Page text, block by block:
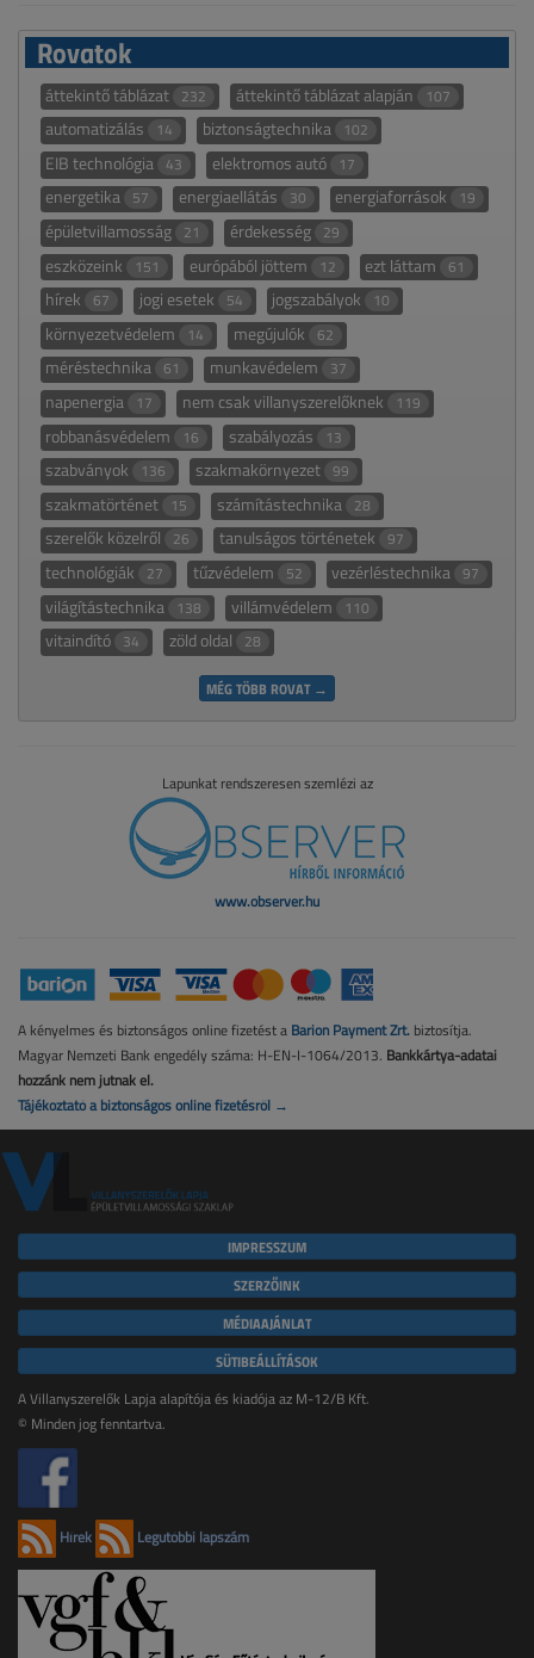
Rovatok
áttekintő táblázat 232 áttekintő táblázat alapján 107
automatizálás 14 biztonságtechnika 102
EIB technológia 43 elektromos autó 17
energetika 57 energiaellátás 30 energiaforrások 19
épületvillamosság 21 érdekesség 29
eszközeink 151 európából jöttem 12 ezt láttam 61
hírek 67 jogi esetek 54 jogszabályok 10
környezetvédelem 14 megújulók 62
méréstechnika 61 munkavédelem 37
napenergia 17 nem csak villanyszerelőknek 119
robbanásvédelem 16 szabályozás 13
szabványok 136 szakmakörnyezet 99
szakmatörténet 15 számítástechnika 28
szerelők közelről 26 tanulságos történetek 97
technológiák 27 tűzvédelem 52 vezérléstechnika 97
világítástechnika 138 villámvédelem 110
vitaindító 34 zöld oldal 28
MÉG TÖBB ROVAT →
Lapunkat rendszeresen szemlézi az
www.observer.hu
A kényelmes és biztonságos online fizetést a Barion Payment Zrt. biztosítja.
Magyar Nemzeti Bank engedély száma: H-EN-I-1064/2013. Bankkártya-adatai
hozzánk nem jutnak el.
Tájékoztató a biztonságos online fizetésről →
IMPRESSZUM
SZERZŐINK
MÉDIAAJÁNLAT
SÜTIBEÁLLÍTÁSOK
A Villanyszerelők Lapja alapítója és kiadója az M-12/B Kft.
© Minden jog fenntartva.
Hírek Legutóbbi lapszám